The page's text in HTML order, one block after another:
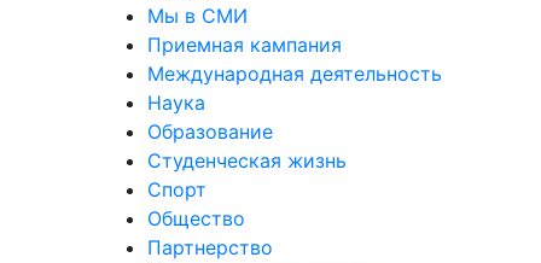
Мы в СМИ
Приемная кампания
Международная деятельность
Наука
Образование
Студенческая жизнь
Спорт
Общество
Партнерство